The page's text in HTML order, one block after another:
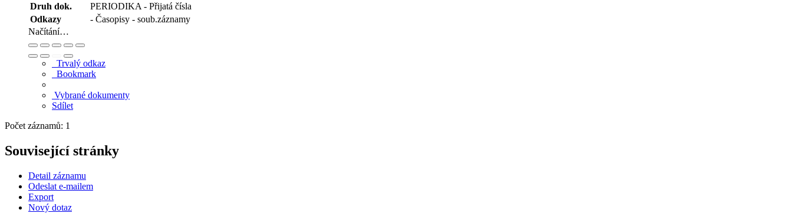
Druh dok.
PERIODIKA - Přijatá čísla
Odkazy
- Časopisy - soub.záznamy
Načítání…
Trvalý odkaz
Bookmark
Vybrané dokumenty
Sdílet
Počet záznamů: 1
Související stránky
Detail záznamu
Odeslat e-mailem
Export
Nový dotaz